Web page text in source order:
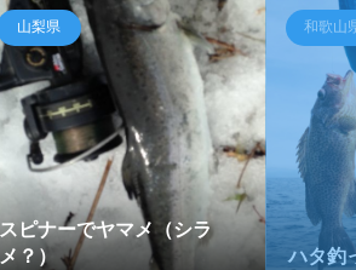
山梨県
スピナーでヤマメ（シラ
メ？）
和歌山
ハタ釣